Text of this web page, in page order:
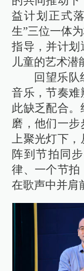
益计划正式
生”三位一体
指导，并计划
儿童的艺术潜
回望乐
音乐，节奏难
此缺乏配合
磨，他们一
上聚光灯下
阵到节拍同
律、一个节拍
在歌声中并肩